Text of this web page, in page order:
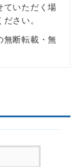
ていただく場
さい。
無断転載・無